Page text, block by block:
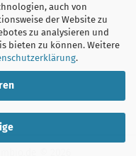
auch von
der Website zu
zu analysieren und
bieten zu können. Weitere
.